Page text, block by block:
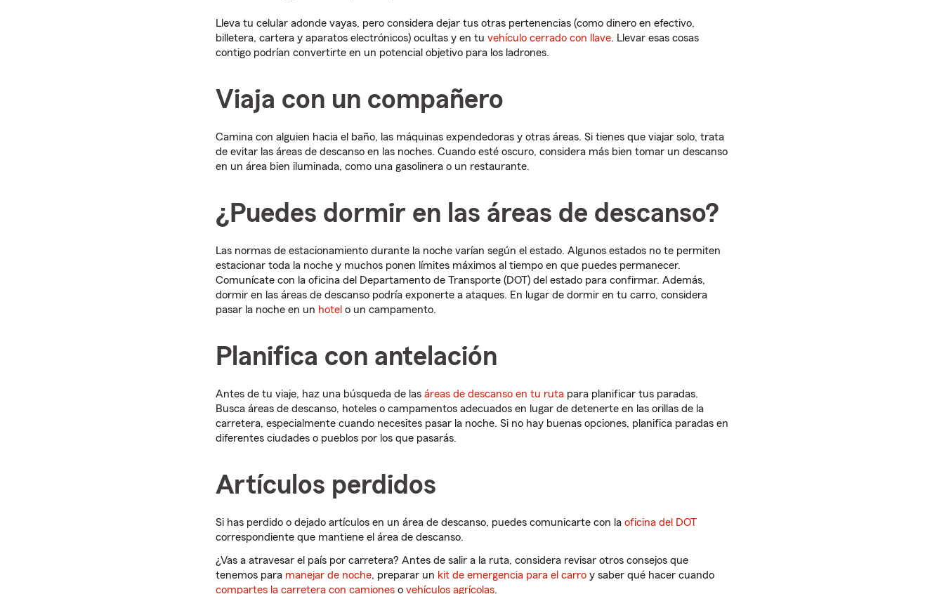
Lleva tu celular adonde vayas, pero considera dejar tus otras pertenencias (como dinero en efectivo,
billetera, cartera y aparatos electrónicos) ocultas y en tu vehículo cerrado con llave. Llevar esas cosas
contigo podrían convertirte en un potencial objetivo para los ladrones.
Viaja con un compañero
Camina con alguien hacia el baño, las máquinas expendedoras y otras áreas. Si tienes que viajar solo, trata
de evitar las áreas de descanso en las noches. Cuando esté oscuro, considera más bien tomar un descanso
en un área bien iluminada, como una gasolinera o un restaurante.
¿Puedes dormir en las áreas de descanso?
Las normas de estacionamiento durante la noche varían según el estado. Algunos estados no te permiten
estacionar toda la noche y muchos ponen límites máximos al tiempo en que puedes permanecer.
Comunícate con la oficina del Departamento de Transporte (DOT) del estado para confirmar. Además,
dormir en las áreas de descanso podría exponerte a ataques. En lugar de dormir en tu carro, considera
pasar la noche en un hotel o un campamento.
Planifica con antelación
Antes de tu viaje, haz una búsqueda de las áreas de descanso en tu ruta para planificar tus paradas.
Busca áreas de descanso, hoteles o campamentos adecuados en lugar de detenerte en las orillas de la
carretera, especialmente cuando necesites pasar la noche. Si no hay buenas opciones, planifica paradas en
diferentes ciudades o pueblos por los que pasarás.
Artículos perdidos
Si has perdido o dejado artículos en un área de descanso, puedes comunicarte con la oficina del DOT
correspondiente que mantiene el área de descanso.
¿Vas a atravesar el país por carretera? Antes de salir a la ruta, considera revisar otros consejos que
tenemos para manejar de noche, preparar un kit de emergencia para el carro y saber qué hacer cuando
compartes la carretera con camiones o vehículos agrícolas.